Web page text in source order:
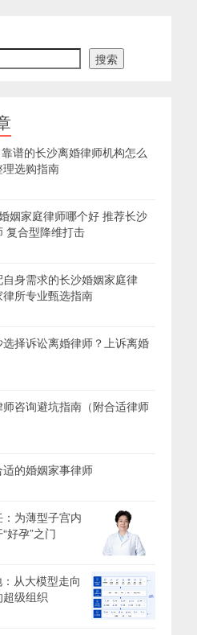
搜索
谱的长沙离婚律师机构怎么
选购指南
姻家庭律师哪个好 推荐长沙
复合型降维打击
身需求的长沙婚姻家庭律
所专业甄选指南
择诉讼离婚律师？上诉离婚
咨询避坑指南（附合适律师
的婚姻家事律师
为薄型子宫内
好孕”之门
从大模型走向
级组织